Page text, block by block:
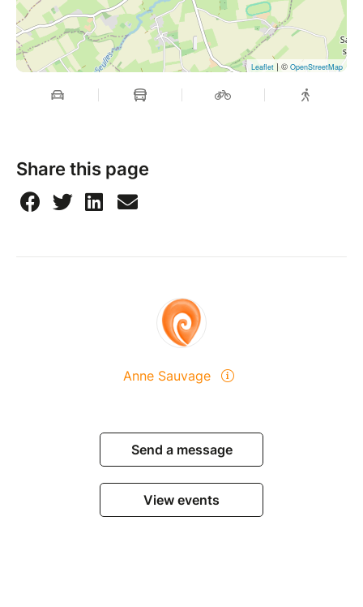
Leaflet | © OpenStreetMap
Share this page
Anne Sauvage
Send a message
View events